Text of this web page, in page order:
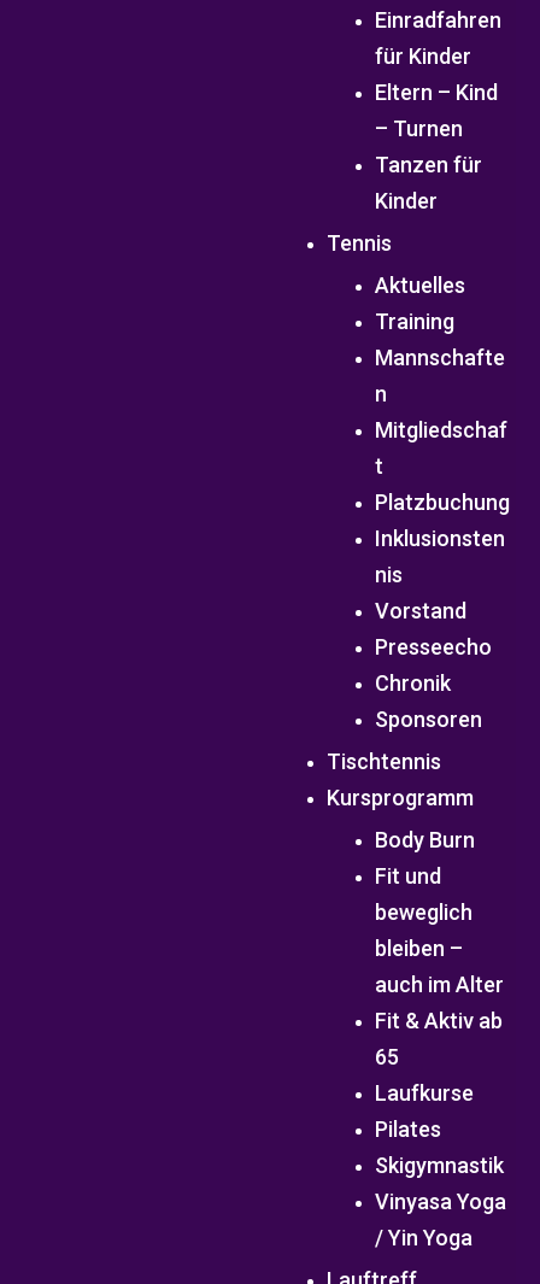
Einradfahren
für Kinder
Eltern – Kind
– Turnen
Tanzen für
Kinder
Tennis
Aktuelles
Training
Mannschafte
n
Mitgliedschaf
t
Platzbuchung
Inklusionsten
nis
Vorstand
Presseecho
Chronik
Sponsoren
Tischtennis
Kursprogramm
Body Burn
Fit und
beweglich
bleiben –
auch im Alter
Fit & Aktiv ab
65
Laufkurse
Pilates
Skigymnastik
Vinyasa Yoga
/ Yin Yoga